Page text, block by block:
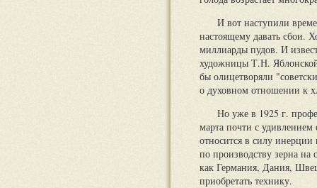
И вот наступили
настоящему давать сбои.
миллиарды пудов. И
художницы Т.Н.
бы олицетворяли
о духовном отношении к
Но уже в 1925 г.
марта почти с
относится в силу инерции
по производству зерна
как Германия, Дания,
приобретать технику.